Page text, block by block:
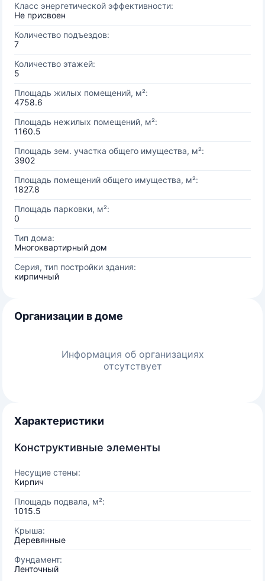
Класс энергетической эффективности:
Не присвоен
Количество подъездов:
7
Количество этажей:
5
Площадь жилых помещений, м²:
4758.6
Площадь нежилых помещений, м²:
1160.5
Площадь зем. участка общего имущества, м²:
3902
Площадь помещений общего имущества, м²:
1827.8
Площадь парковки, м²:
0
Тип дома:
Многоквартирный дом
Серия, тип постройки здания:
кирпичный
Организации в доме
Информация об организациях
отсутствует
Характеристики
Конструктивные элементы
Несущие стены:
Кирпич
Площадь подвала, м²:
1015.5
Крыша:
Деревянные
Фундамент:
Ленточный